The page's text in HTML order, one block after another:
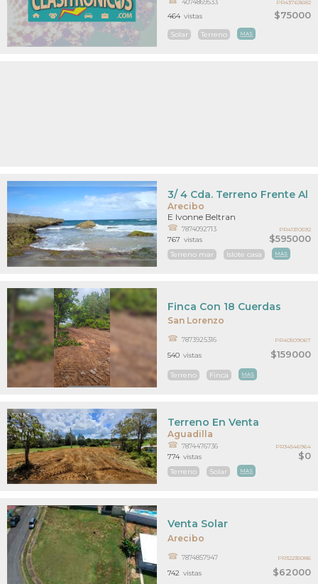
$75000
4074869533
Solar Terreno MAS
464 vistas
PR43763682
Arecibo
$595000
3/ 4 Cda. Terreno Frente Al
E Ivonne Beltran
7874092713
Terreno mar Islote casa MAS
767 vistas
PR41310592
San Lorenzo
$159000
Finca Con 18 Cuerdas
7873925316
Terreno Finca MAS
540 vistas
PR40509067
Aguadilla
$0
Terreno En Venta
7874476736
Terreno Solar MAS
774 vistas
PR34546964
Arecibo
$62000
Venta Solar
7874857947
742 vistas
PR32235086